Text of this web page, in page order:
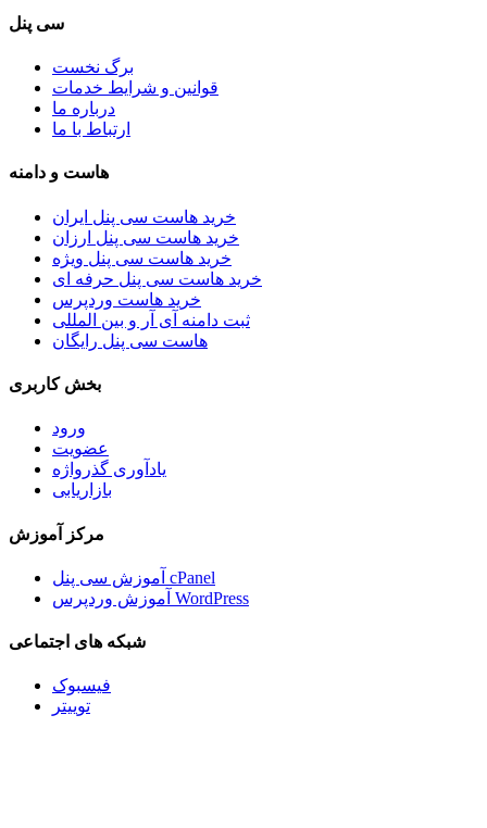
سی پنل
برگ نخست
قوانین و شرایط خدمات
درباره ما
ارتباط با ما
هاست و دامنه
خرید هاست سی پنل ایران
خرید هاست سی پنل ارزان
خرید هاست سی پنل ویژه
خرید هاست سی پنل حرفه ای
خرید هاست وردپرس
ثبت دامنه آی آر و بین المللی
هاست سی پنل رایگان
بخش کاربری
ورود
عضویت
یادآوری گذرواژه
بازاریابی
مرکز آموزش
آموزش سی پنل cPanel
آموزش وردپرس WordPress
شبکه های اجتماعی
فیسبوک
توییتر